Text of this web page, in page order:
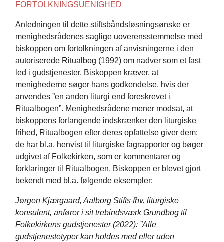
FORTOLKNINGSUENIGHED
Anledningen til dette stiftsbåndsløsningsønske er
menighedsrådenes saglige uoverensstemmelse med
biskoppen om fortolkningen af anvisningerne i den
autoriserede Ritualbog (1992) om nadver som et fast
led i gudstjenester. Biskoppen kræver, at
menighederne søger hans godkendelse, hvis der
anvendes ”en anden liturgi end foreskrevet i
Ritualbogen”. Menighedsrådene mener modsat, at
biskoppens forlangende indskrænker den liturgiske
frihed, Ritualbogen efter deres opfattelse giver dem;
de har bl.a. henvist til liturgiske fagrapporter og bøger
udgivet af Folkekirken, som er kommentarer og
forklaringer til Ritualbogen. Biskoppen er blevet gjort
bekendt med bl.a. følgende eksempler:
Jørgen Kjærgaard, Aalborg Stifts fhv. liturgiske
konsulent, anfører i sit trebindsværk Grundbog til
Folkekirkens gudstjenester (2022): ”Alle
gudstjenestetyper kan holdes med eller uden